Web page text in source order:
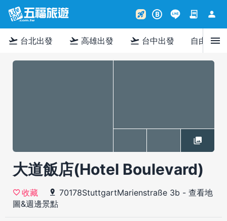
rocket_launch B contract person
flight_takeoff 台北出發 flight_takeoff 高雄出發 flight_takeoff 台中出發 自由行menu
大道飯店(Hotel Boulevard)
收藏 70178StuttgartMarienstraße 3b - 查看地
圖&週邊景點